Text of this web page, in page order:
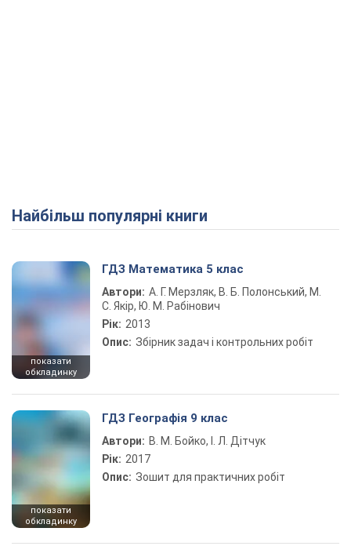
Найбільш популярні книги
показати
обкладинку
ГДЗ Математика 5 клас
Автори: А. Г. Мерзляк, В. Б. Полонський, М.
С. Якір, Ю. М. Рабінович
Рік: 2013
Опис: Збірник задач і контрольних робіт
показати
обкладинку
ГДЗ Географія 9 клас
Автори: В. М. Бойко, І. Л. Дітчук
Рік: 2017
Опис: Зошит для практичних робіт